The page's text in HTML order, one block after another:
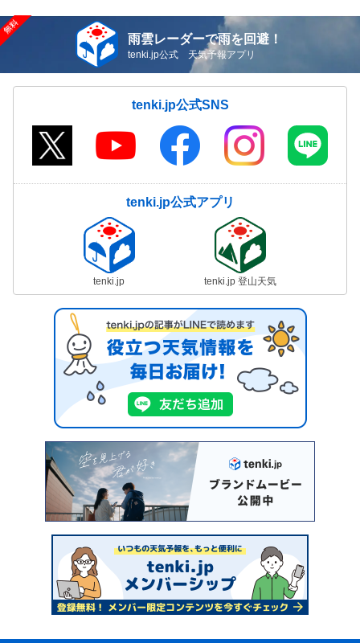
雨雲レーダーで雨を回避！
tenki.jp公式 天気予報アプリ
tenki.jp公式SNS
tenki.jp公式アプリ
tenki.jp tenki.jp 登山天気